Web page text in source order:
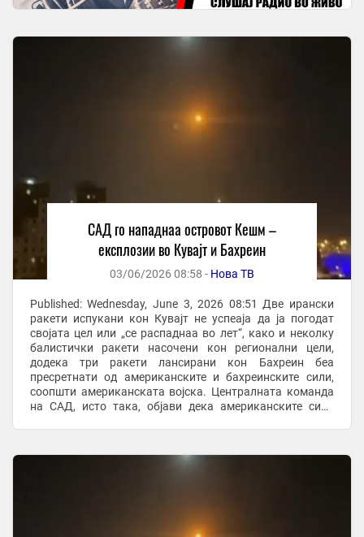
САД го нападнаа островот Кешм –
експлозии во Кувајт и Бахреин
03/06/2026 08:58 - Нова ТВ
Published: Wednesday, June 3, 2026 08:51 Две ирански
ракети испукани кон Кувајт не успеаја да ја погодат
својата цел или „се распаднаа во лет“, како и неколку
балистички ракети насочени кон регионални цели,
додека три ракети лансирани кон Бахреин беа
пресретнати од американските и бахреинските сили,
соопшти американската војска. Централната команда
на САД, исто така, објави дека американските сили